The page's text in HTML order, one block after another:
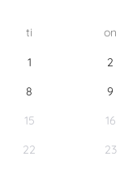
ti on
1 2
8 9
15 16
22 23